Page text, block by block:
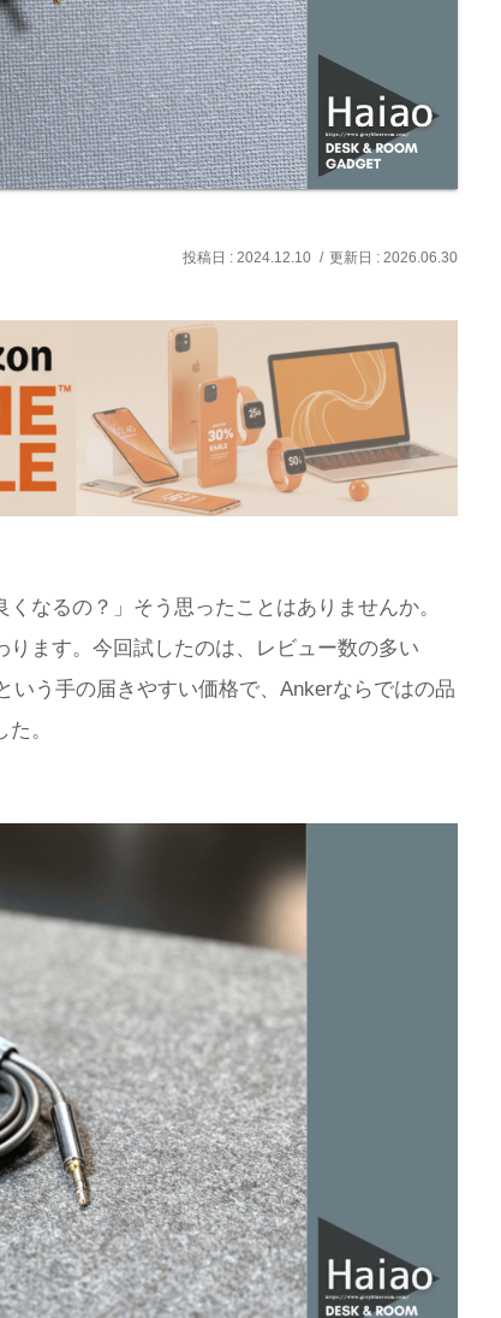
2024.12.10 2026.06.30
なるの？」そう思ったことはありませんか。
ます。今回試したのは、レビュー数の多い
いう手の届きやすい価格で、Ankerならではの品
。